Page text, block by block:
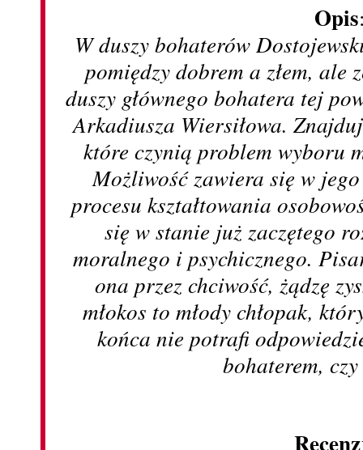
Opis
W duszy bohaterów
pomiędzy dobrem a złem, ale
duszy głównego bohatera tej
Arkadiusza Wiersiłowa.
które czynią problem wyboru
Możliwość zawiera się w
procesu kształtowania
się w stanie już zaczętego
moralnego i psychicznego.
ona przez chciwość, żądzę
młokos to młody chłopak,
końca nie potrafi
bohaterem,